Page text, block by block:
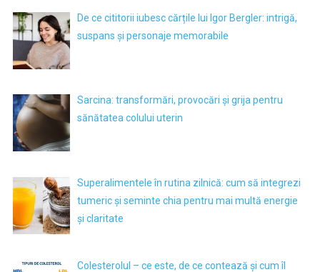
De ce cititorii iubesc cărțile lui Igor Bergler: intrigă,
suspans și personaje memorabile
Sarcina: transformări, provocări și grija pentru
sănătatea colului uterin
Superalimentele în rutina zilnică: cum să integrezi
tumeric și seminte chia pentru mai multă energie
și claritate
Colesterolul – ce este, de ce contează și cum îl